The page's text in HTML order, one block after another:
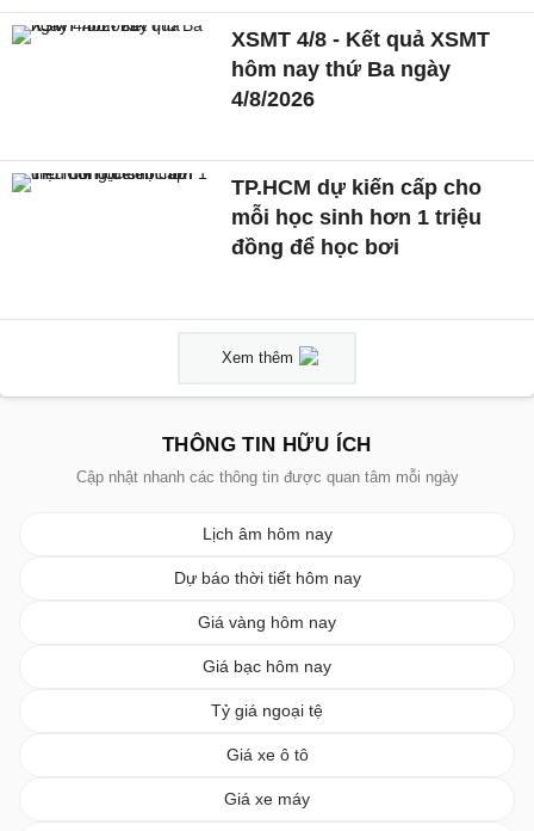
XSMT 4/8 - Kết quả XSMT
hôm nay thứ Ba ngày
4/8/2026
TP.HCM dự kiến cấp cho
mỗi học sinh hơn 1 triệu
đồng để học bơi
Xem thêm
THÔNG TIN HỮU ÍCH
Cập nhật nhanh các thông tin được quan tâm mỗi ngày
Lịch âm hôm nay
Dự báo thời tiết hôm nay
Giá vàng hôm nay
Giá bạc hôm nay
Tỷ giá ngoại tệ
Giá xe ô tô
Giá xe máy